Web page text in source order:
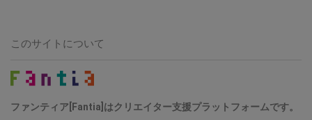
このサイトについて
ファンティア[Fantia]はクリエイター支援プラットフォームです。